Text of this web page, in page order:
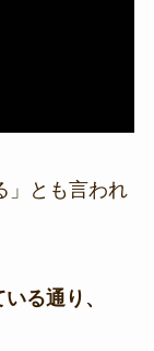
」とも言われ
る通り、